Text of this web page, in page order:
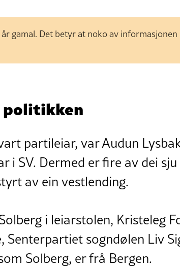
gamal. Det betyr at noko av informasjonen
politikken
partileiar, var Audun
SV. Dermed er fire av dei
av ein vestlending.
i leiarstolen, Kristeleg
sogndølen Liv
Solberg, er frå Bergen.